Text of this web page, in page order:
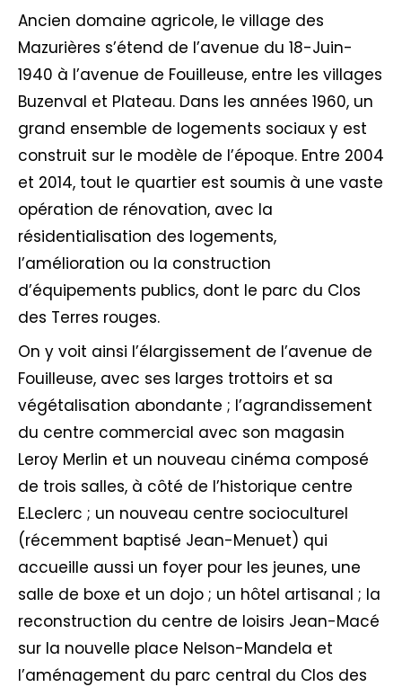
Ancien domaine agricole, le village des
Mazurières s’étend de l’avenue du 18-Juin-
1940 à l’avenue de Fouilleuse, entre les villages
Buzenval et Plateau. Dans les années 1960, un
grand ensemble de logements sociaux y est
construit sur le modèle de l’époque. Entre 2004
et 2014, tout le quartier est soumis à une vaste
opération de rénovation, avec la
résidentialisation des logements,
l’amélioration ou la construction
d’équipements publics, dont le parc du Clos
des Terres rouges.
On y voit ainsi l’élargissement de l’avenue de
Fouilleuse, avec ses larges trottoirs et sa
végétalisation abondante ; l’agrandissement
du centre commercial avec son magasin
Leroy Merlin et un nouveau cinéma composé
de trois salles, à côté de l’historique centre
E.Leclerc ; un nouveau centre socioculturel
(récemment baptisé Jean-Menuet) qui
accueille aussi un foyer pour les jeunes, une
salle de boxe et un dojo ; un hôtel artisanal ; la
reconstruction du centre de loisirs Jean-Macé
sur la nouvelle place Nelson-Mandela et
l’aménagement du parc central du Clos des